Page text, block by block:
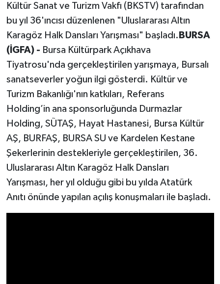
Kültür Sanat ve Turizm Vakfı (BKSTV) tarafından
bu yıl 36'ıncısı düzenlenen "Uluslararası Altın
Karagöz Halk Dansları Yarışması" başladı. BURSA
(İGFA) - Bursa Kültürpark Açıkhava
Tiyatrosu'nda gerçekleştirilen yarışmaya, Bursalı
sanatseverler yoğun ilgi gösterdi. Kültür ve
Turizm Bakanlığı'nın katkıları, Referans
Holding’in ana sponsorluğunda Durmazlar
Holding, SÜTAŞ, Hayat Hastanesi, Bursa Kültür
AŞ, BURFAŞ, BURSA SU ve Kardelen Kestane
Şekerlerinin destekleriyle gerçekleştirilen, 36.
Uluslararası Altın Karagöz Halk Dansları
Yarışması, her yıl olduğu gibi bu yılda Atatürk
Anıtı önünde yapılan açılış konuşmaları ile başladı.